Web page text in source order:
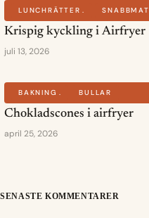
LUNCHRÄTTER SNABBMAT
Krispig kyckling i Airfryer
juli 13, 2026
BAKNING BULLAR
Chokladscones i airfryer
april 25, 2026
SENASTE KOMMENTARER